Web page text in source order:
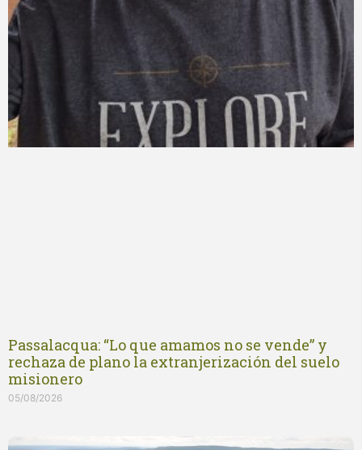
Passalacqua: “Lo que amamos no se vende” y
rechaza de plano la extranjerización del suelo
misionero
05/08/2026